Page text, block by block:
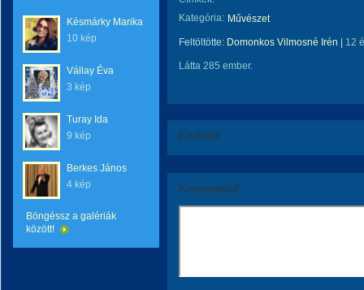
Késmárky Marika
10 kép
Vállay Éva
3 kép
Turay Ida
9 kép
Berkes János
4 kép
Böngéssz a galériák
között!
Kategória: Művészet
Feltöltötte: Domonkos Vilmosné Irén 12
Látta 285 ember.
Értékeld!
Kommentáld!